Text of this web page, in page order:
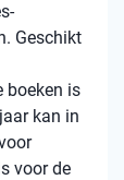
Geschikt
boeken is
kan in
voor de